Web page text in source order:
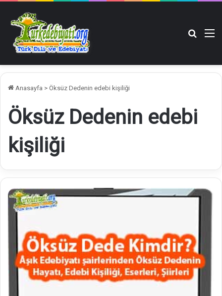
Anasayfa > Öksüz Dedenin edebi kişiliği
Öksüz Dedenin edebi
kişiliği